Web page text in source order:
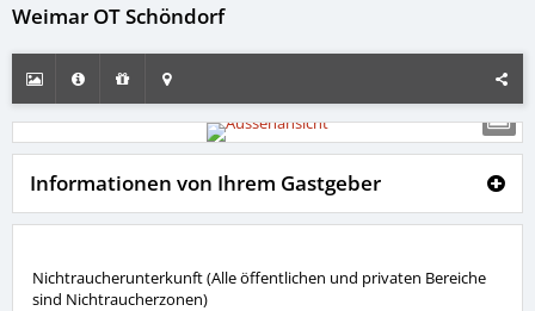
Weimar OT Schöndorf
Informationen von Ihrem Gastgeber
Nichtraucherunterkunft (Alle öffentlichen und privaten Bereiche
sind Nichtraucherzonen)